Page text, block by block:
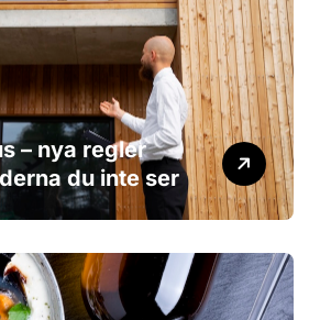
– nya regler
du inte ser